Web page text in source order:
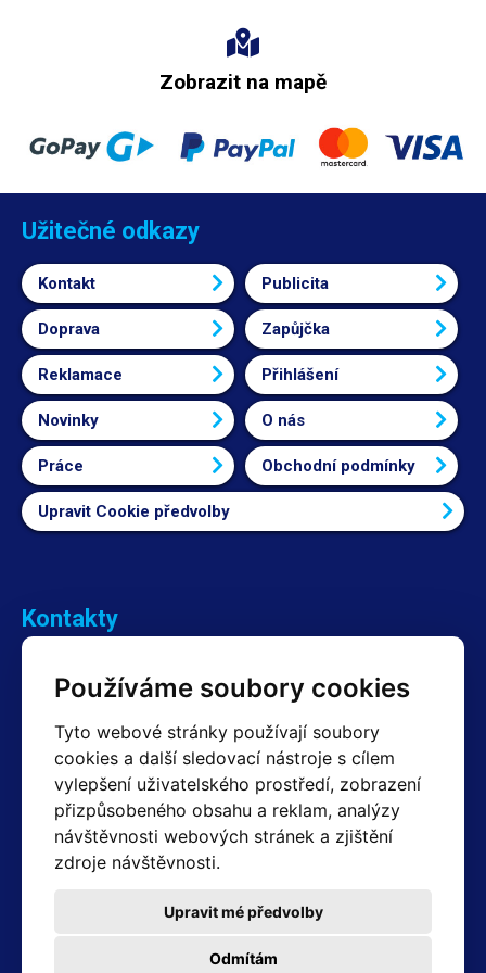
Používáme soubory cookies
Tyto webové stránky používají soubory
cookies a další sledovací nástroje s cílem
vylepšení uživatelského prostředí, zobrazení
přizpůsobeného obsahu a reklam, analýzy
návštěvnosti webových stránek a zjištění
zdroje návštěvnosti.
Odmítám
Upravit mé předvolby
Zobrazit na mapě
Užitečné odkazy
Kontakt Publicita
Doprava Zapůjčka
Reklamace Přihlášení
Novinky O nás
Práce Obchodní podmínky
Upravit Cookie předvolby
Kontakty
+420 603 357 606 +420 605 234 204
Fakturační a expediční oddělení
+420 605 259 759 (Po–Pá: 7:30 – 15:00)
Technické oddělení
+420 603 355 085 (Po–Pá: 8:00 – 16:00)
servis@hotair.cz
Platba jen v hotovosti